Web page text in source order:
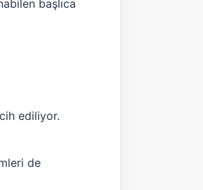
başlıca
ediliyor.
de